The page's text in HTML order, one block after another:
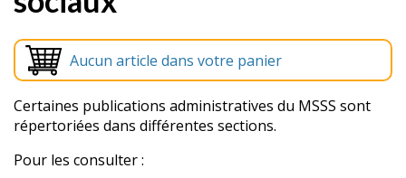
Aucun article dans votre panier
Certaines publications administratives du MSSS sont
répertoriées dans différentes sections.
Pour les consulter :